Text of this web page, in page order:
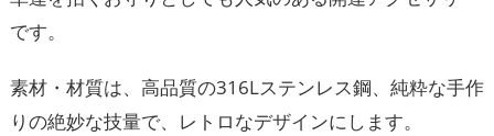
です。
素材・材質は、高品質の316Lステンレス鋼、純粋な手作
りの絶妙な技量で、レトロなデザインにします。